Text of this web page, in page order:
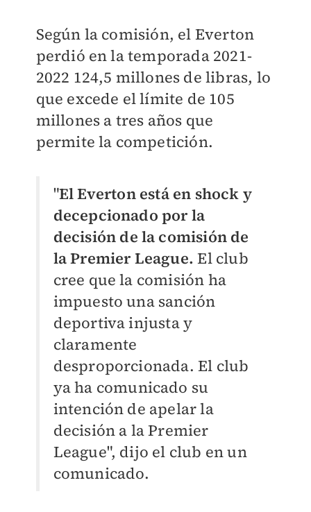
Según la comisión, el Everton
perdió en la temporada 2021-
2022 124,5 millones de libras, lo
que excede el límite de 105
millones a tres años que
permite la competición.
"El Everton está en shock y
decepcionado por la
decisión de la comisión de
la Premier League.El club
cree que la comisión ha
impuesto una sanción
deportiva injusta y
claramente
desproporcionada. El club
ya ha comunicado su
intención de apelar la
decisión a la Premier
League", dijo el club en un
comunicado.